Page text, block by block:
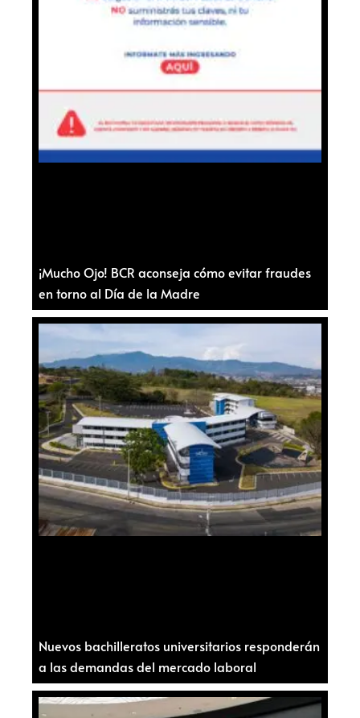
¡Mucho Ojo! BCR aconseja cómo evitar fraudes
en torno al Día de la Madre
Nuevos bachilleratos universitarios responderán
a las demandas del mercado laboral